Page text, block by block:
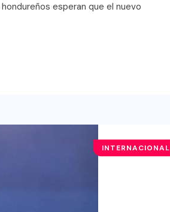
esperan que el nuevo
INTERNACIONAL